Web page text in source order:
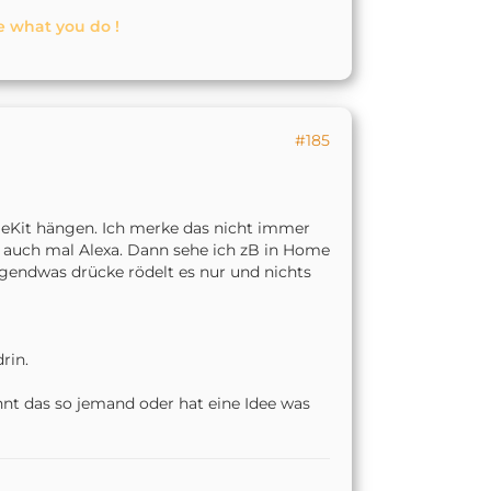
what you do !
#185
hängen. Ich merke das nicht immer
mal Alexa. Dann sehe ich zB in Home
drücke rödelt es nur und nichts
das so jemand oder hat eine Idee was